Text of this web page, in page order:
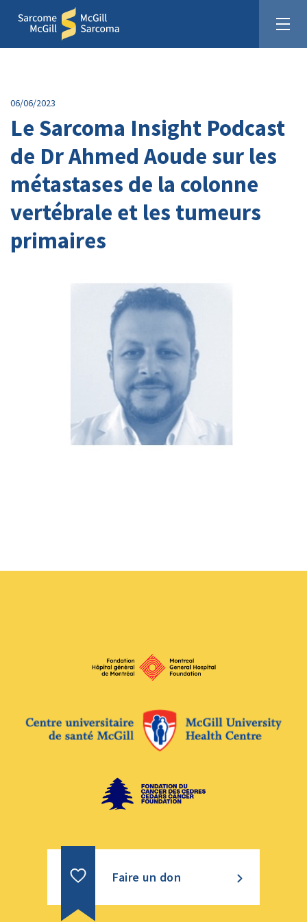
06/06/2023
Le Sarcoma Insight Podcast
de Dr Ahmed Aoude sur les
métastases de la colonne
vertébrale et les tumeurs
primaires
Faire un don
Unis pour la cause du sarcome
Faites un don :